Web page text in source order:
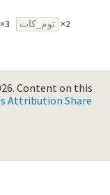
×3 توم_كات ×2
Content on this
Attribution Share